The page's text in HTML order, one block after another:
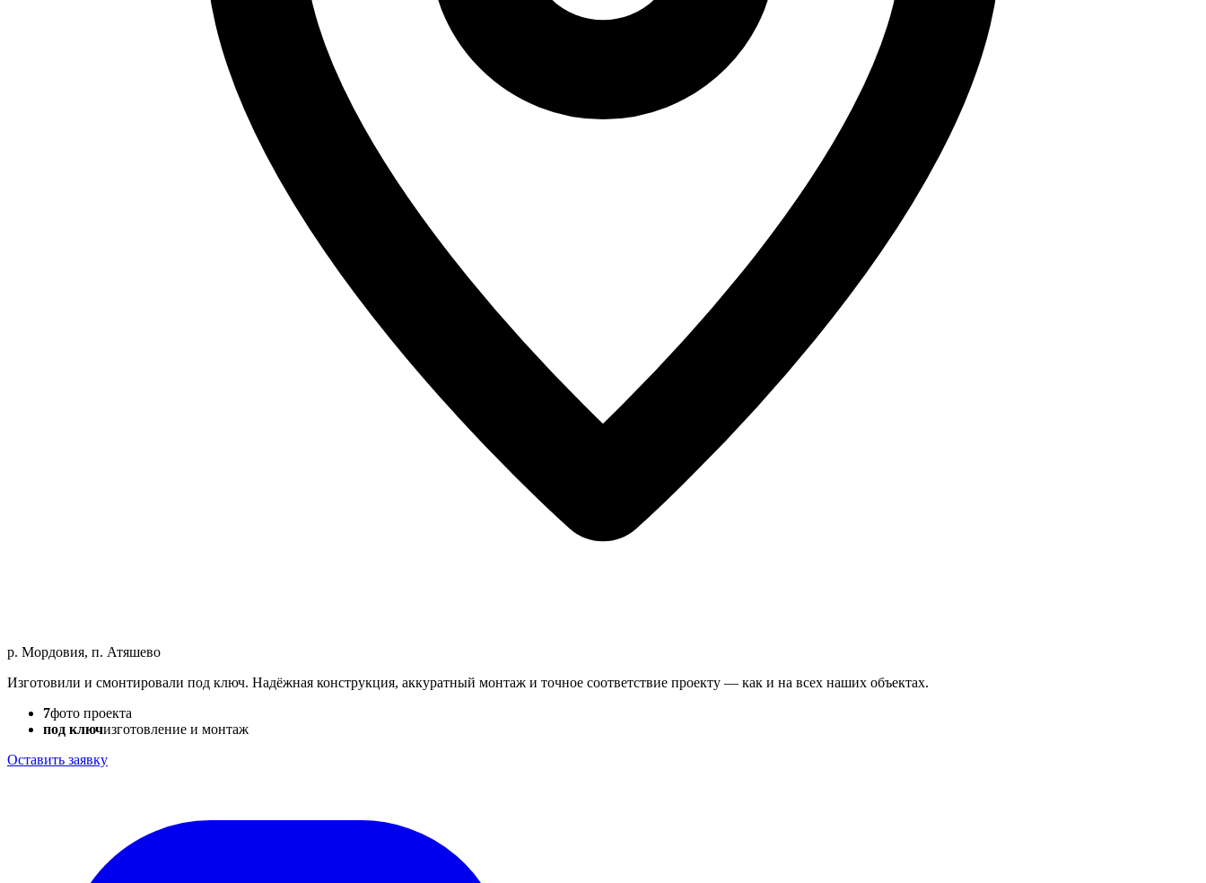
р. Мордовия, п. Атяшево
Изготовили и смонтировали под ключ. Надёжная конструкция, аккуратный монтаж и точное соответствие проекту — как и на всех наших объектах.
7фото проекта
под ключизготовление и монтаж
Оставить заявку